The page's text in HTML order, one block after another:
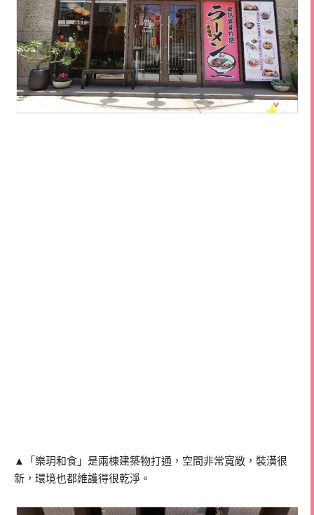
▲「樂玥和食」是兩棟建築物打通，空間非常寬敞，裝潢很
新，環境也都維護得很乾淨。